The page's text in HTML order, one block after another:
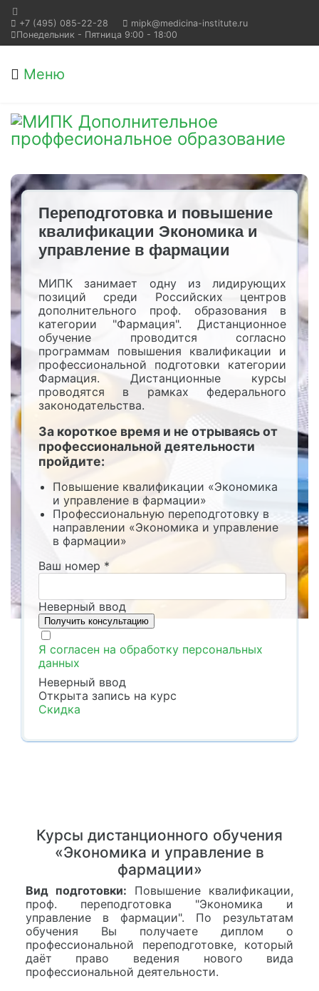
+7 (495) 085-22-28
mipk@medicina-institute.ru
Понедельник - Пятница 9:00 - 18:00
Меню
Переподготовка и повышение
квалификации Экономика и
управление в фармации
МИПК занимает одну из лидирующих
позиций среди Российских центров
дополнительного проф. образования в
категории "Фармация". Дистанционное
обучение проводится согласно
программам повышения квалификации и
профессиональной подготовки категории
Фармация. Дистанционные курсы
проводятся в рамках федерального
законодательства.
За короткое время и не отрываясь от
профессиональной деятельности
пройдите:
Повышение квалификации «Экономика
и управление в фармации»
Профессиональную переподготовку в
направлении «Экономика и управление
в фармации»
Ваш номер *
Неверный ввод
Я согласен на обработку персональных
данных
Неверный ввод
Открыта запись на курс
Скидка
Курсы дистанционного обучения
«Экономика и управление в
фармации»
Вид подготовки: Повышение квалификации,
проф. переподготовка "Экономика и
управление в фармации". По результатам
обучения Вы получаете диплом о
профессиональной переподготовке, который
даёт право ведения нового вида
профессиональной деятельности.